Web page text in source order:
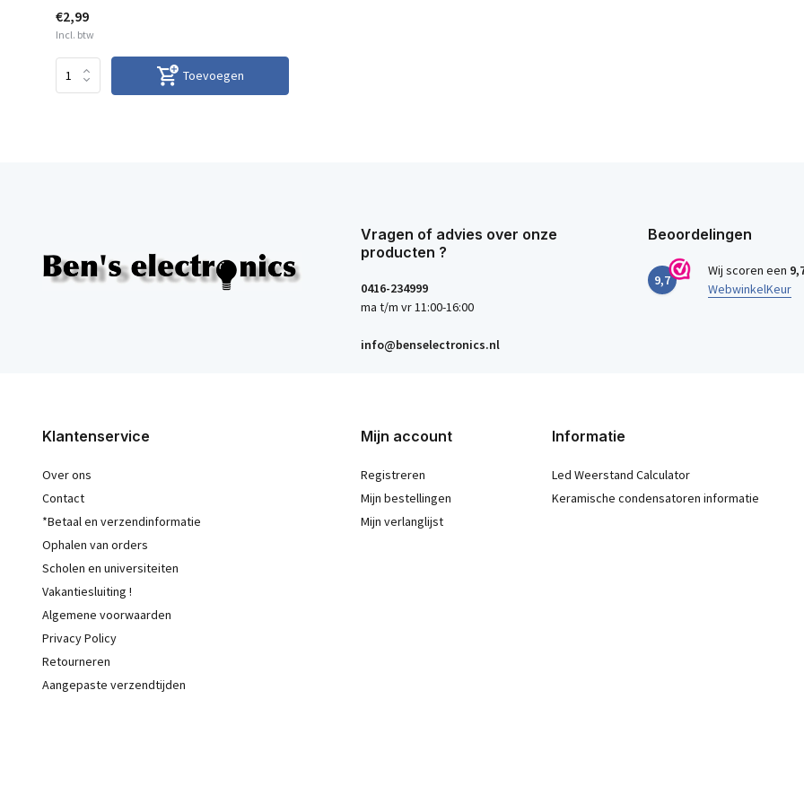
€2,99
Incl. btw
Toevoegen
Vragen of advies over onze
producten ?
0416-234999
ma t/m vr 11:00-16:00
info@benselectronics.nl
Beoordelingen
9,7
Wij scoren een
WebwinkelKeur
Klantenservice
Over ons
Contact
*Betaal en verzendinformatie
Ophalen van orders
Scholen en universiteiten
Vakantiesluiting !
Algemene voorwaarden
Privacy Policy
Retourneren
Aangepaste verzendtijden
Mijn account
Registreren
Mijn bestellingen
Mijn verlanglijst
Informatie
Led Weerstand Calculator
Keramische condensatoren informatie